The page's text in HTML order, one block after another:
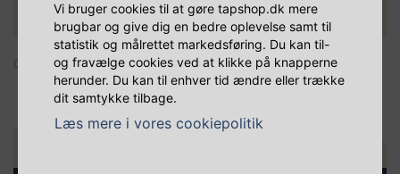
Vi bruger cookies til at gøre tapshop.dk mere
brugbar og give dig en bedre oplevelse samt til
statistik og målrettet markedsføring. Du kan til-
og fravælge cookies ved at klikke på knapperne
herunder. Du kan til enhver tid ændre eller trække
dit samtykke tilbage.
Læs mere i vores cookiepolitik
KEYKEG LINDR
01-23-10095